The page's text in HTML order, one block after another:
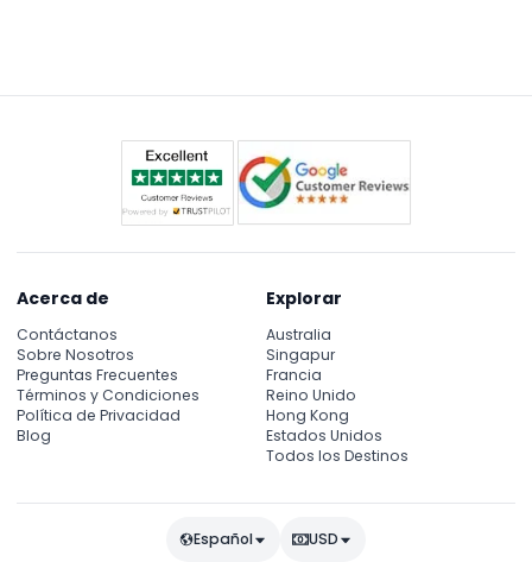
Acerca de
Contáctanos
Sobre Nosotros
Preguntas Frecuentes
Términos y Condiciones
Política de Privacidad
Blog
Explorar
Australia
Singapur
Francia
Reino Unido
Hong Kong
Estados Unidos
Todos los Destinos
Español USD